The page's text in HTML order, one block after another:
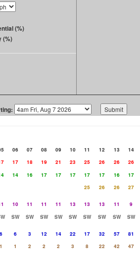
(%)
(%)
06 07 08 09 10 11 12 13 14
17 18 19 21 23 25 26 26 26
14 16 17 17 17 17 17 16 17
25 26 26 27
10 11 11 11 13 13 13 11 9
SW SW SW SW SW SW SW SW SW
6 6 3 12 14 22 17 32 57 81
1 1 2 2 2 3 8 22 42 47